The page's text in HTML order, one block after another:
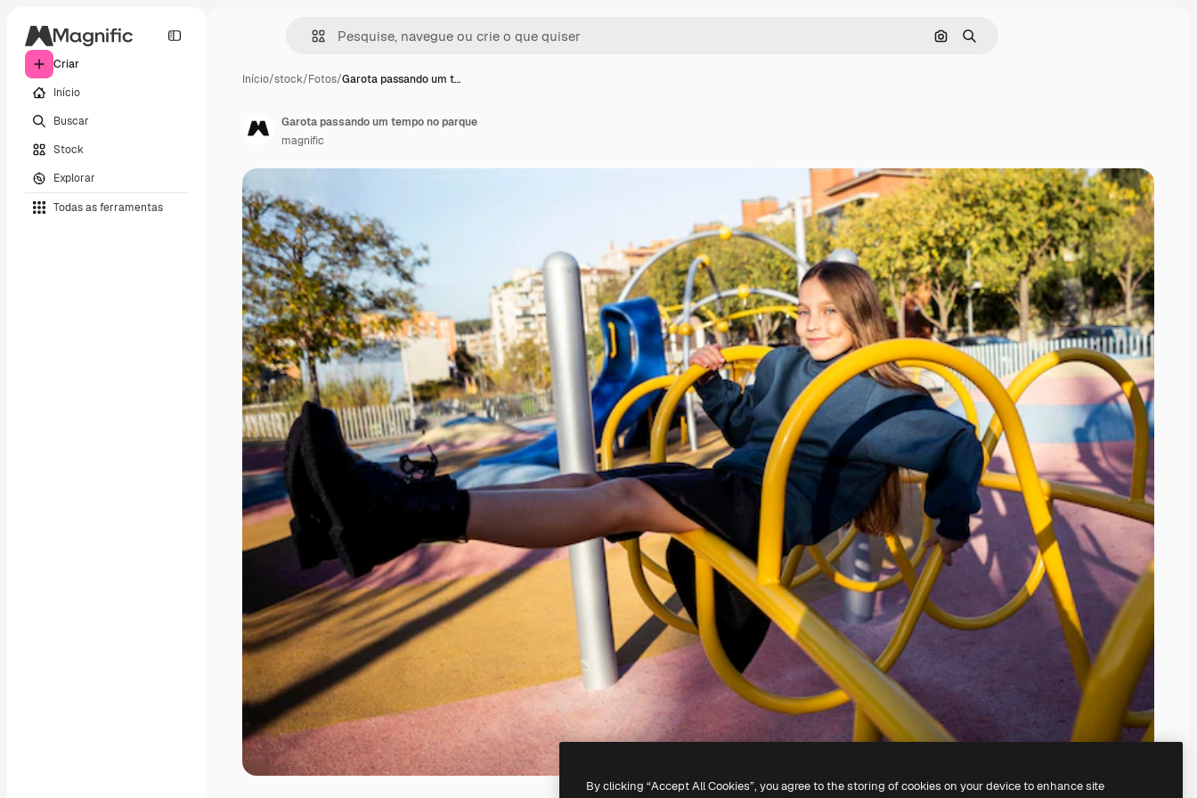
Criar
Início
Buscar
Stock
Explorar
Todas as ferramentas
Pesquisar por imagem
Buscar
Início/stock/Fotos/Garota passando um t…
Garota passando um tempo no parque
magnific
By clicking “Accept All Cookies”, you agree to the storing of cookies on your device to enhance site